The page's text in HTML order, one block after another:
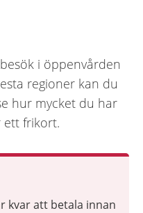
i öppenvården
regioner kan du
hur mycket du har
ett frikort.
kvar att betala innan